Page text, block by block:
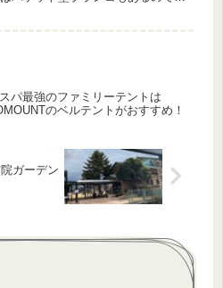
パ最強のファミリーテントは
のベルテントがおすすめ！
ガーデン